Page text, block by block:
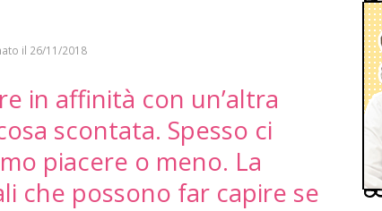
il 26/11/2018
in affinità con un’altra
scontata. Spesso ci
piacere o meno. La
che possono far capire se